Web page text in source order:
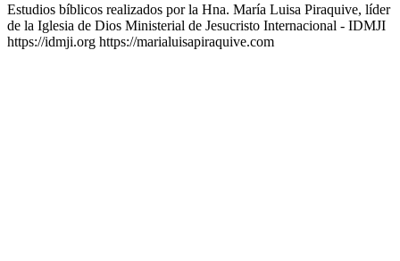
Estudios bíblicos realizados por la Hna. María Luisa Piraquive, líder
de la Iglesia de Dios Ministerial de Jesucristo Internacional - IDMJI
https://idmji.org https://marialuisapiraquive.com